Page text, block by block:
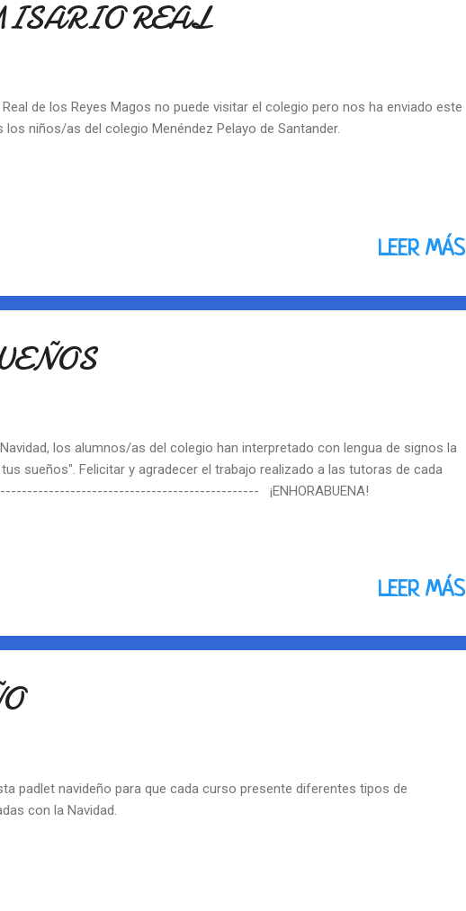
REAL
de los Reyes Magos no puede visitar el colegio pero nos ha enviado este
niños/as del colegio Menéndez Pelayo de Santander.
LEER MÁS
los alumnos/as del colegio han interpretado con lengua de signos la
sueños". Felicitar y agradecer el trabajo realizado a las tutoras de cada
¡ENHORABUENA!
LEER MÁS
padlet navideño para que cada curso presente diferentes tipos de
con la Navidad.